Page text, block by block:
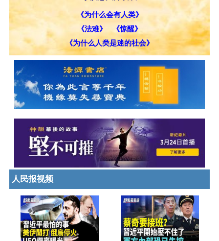
《为什么会有人类》
《法难》
《惊醒》
《为什么人类是迷的社会》
人民报视频